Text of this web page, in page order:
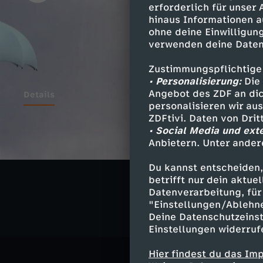
erforderlich für unser
hinaus Informationen
ohne deine
verwenden deine
• Personalisierung:Die
Angebot des ZDF an
personalisieren wir
ZDFtivi. Daten von
• Social Media und
Anbietern. Unter
Du kannst
betrifft nur dein
Datenverarbeitung,
"Einstellungen/
Deine
Einstellungen
Hier findest du das
Details
Ähnliche
Abenteuer